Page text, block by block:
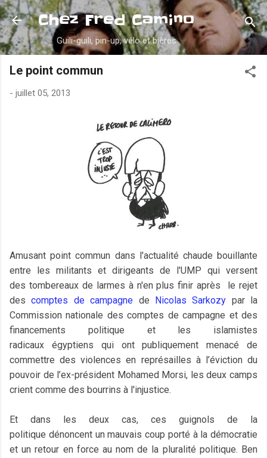
Accéder au contenu principal
Chez Fred Camino
Guili-guili, pin-up, vélo et bières
Le point commun
- juillet 05, 2013
Amusant point commun dans l'actualité chaude bouillante
entre les militants et dirigeants de l'UMP qui versent
des tombereaux de larmes à n'en plus finir après le rejet
descomptes de campagne de Nicolas Sarkozy par la
Commission nationale des comptes de campagne et des
financements politique et les islamistes
radicaux égyptiens qui ont publiquement menacé de
commettre des violences en représailles à l’éviction du
pouvoir de l’ex-président Mohamed Morsi, les deux camps
crient comme des bourrins à l'injustice.
Et dans les deux cas, ces guignols de la
politique dénoncent un mauvais coup porté à la démocratie
et un retour en force au nom de la pluralité politique. Ben